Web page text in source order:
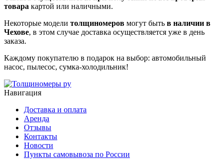
товара картой или наличными.
Некоторые модели толщиномеров могут быть в наличии в
Чехове, в этом случае доставка осуществляется уже в день
заказа.
Каждому покупателю в подарок на выбор: автомобильный
насос, пылесос, сумка-холодильник!
Навигация
Доставка и оплата
Аренда
Отзывы
Контакты
Новости
Пункты самовывоза по России